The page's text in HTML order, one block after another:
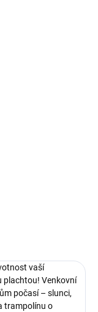
vaší
plachtou! Venkovní
počasí – slunci,
trampolínu o